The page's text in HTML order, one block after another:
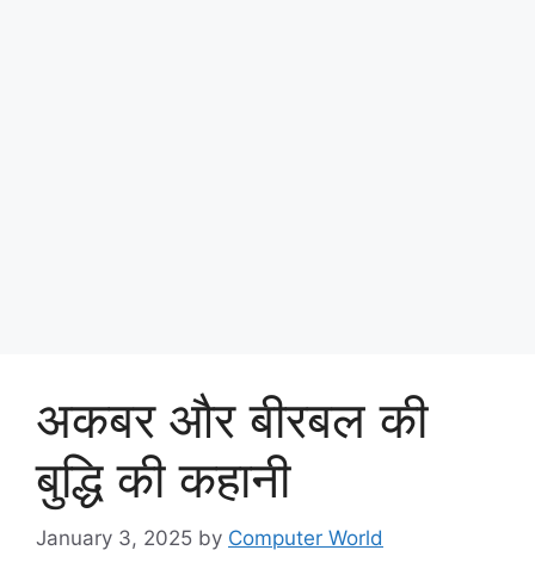
अकबर और बीरबल की
बुद्धि की कहानी
January 3, 2025 by Computer World